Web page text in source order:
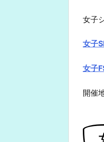
女子
女子
女子
開催